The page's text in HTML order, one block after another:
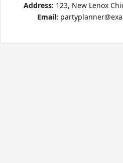
Address: 123, New Lenox
Email: